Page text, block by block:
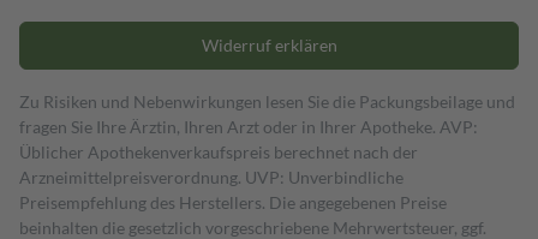
Widerruf erklären
Zu Risiken und Nebenwirkungen lesen Sie die Packungsbeilage und
fragen Sie Ihre Ärztin, Ihren Arzt oder in Ihrer Apotheke. AVP:
Üblicher Apothekenverkaufspreis berechnet nach der
Arzneimittelpreisverordnung. UVP: Unverbindliche
Preisempfehlung des Herstellers. Die angegebenen Preise
beinhalten die gesetzlich vorgeschriebene Mehrwertsteuer, ggf.